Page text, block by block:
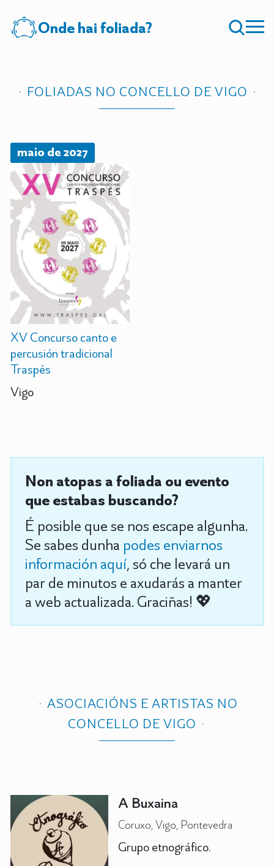
Onde hai foliada?
FOLIADAS NO CONCELLO DE VIGO
maio de 2027
XV Concurso canto e
percusión tradicional
Traspés
Vigo
Non atopas a foliada ou evento
que estabas buscando?
É posible que se nos escape algunha.
Se sabes dunha podes enviarnos
información aquí, só che levará un
par de minutos e axudarás a manter
a web actualizada. Graciñas! 💖
ASOCIACIÓNS E ARTISTAS NO
CONCELLO DE VIGO
A Buxaina
Coruxo, Vigo, Pontevedra
Grupo etnográfico.